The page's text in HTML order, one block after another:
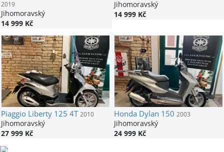
2019
Jihomoravský
14 999 Kč
Jihomoravský
14 999 Kč
PiaggioLiberty 125 4T 2010
Jihomoravský
27 999 Kč
HondaDylan 150 2003
Jihomoravský
24 999 Kč